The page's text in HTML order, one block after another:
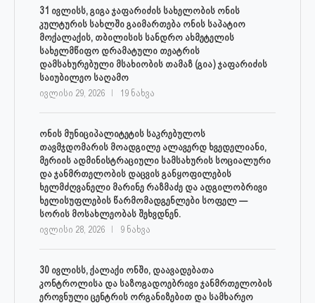
31 ივლისს, გიგა ჯაფარიძის სახელობის ონის
კულტურის სახლში გაიმართება ონის საპატიო
მოქალაქის, თბილისის სანდრო ახმეტელის
სახელმწიფო დრამატული თეატრის
დამსახურებული მსახიობის თამაზ (გია) ჯაფარიძის
საიუბილეო საღამო
ივლისი 29, 2026 19 ნახვა
ონის მუნიციპალიტეტის საკრებულოს
თავმჯდომარის მოადგილე ალავერდ ხვედელიანი,
მერიის ადმინისტრაციული სამსახურის სოციალური
და ჯანმრთელობის დაცვის განყოფილების
ხელმძღვანელი მარინე რაზმაძე და ადგილობრივი
ხელისუფლების წარმომადგენლები სოფელ —
სორის მოსახლეობას შეხვდნენ.
ივლისი 28, 2026 9 ნახვა
30 ივლისს, ქალაქი ონში, დაავადებათა
კონტროლისა და საზოგადოებრივი ჯანმრთელობის
ეროვნული ცენტრის ორგანიზებით და სამხარეო